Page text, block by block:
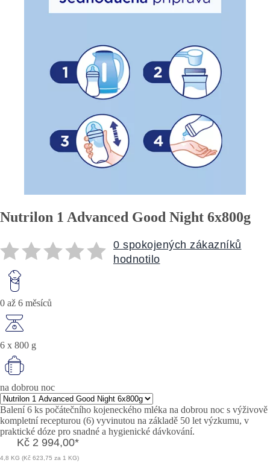
Nutrilon 1 Advanced Good Night 6x800g
0 spokojených zákazníků
hodnotilo
0 až 6 měsíců
6 x 800 g
na dobrou noc
Balení 6 ks počátečního kojeneckého mléka na dobrou noc s výživově
kompletní recepturou (6) vyvinutou na základě 50 let výzkumu, v
praktické dóze pro snadné a hygienické dávkování.
Kč 2 994,00*
4,8 KG (Kč 623,75 za 1 KG)